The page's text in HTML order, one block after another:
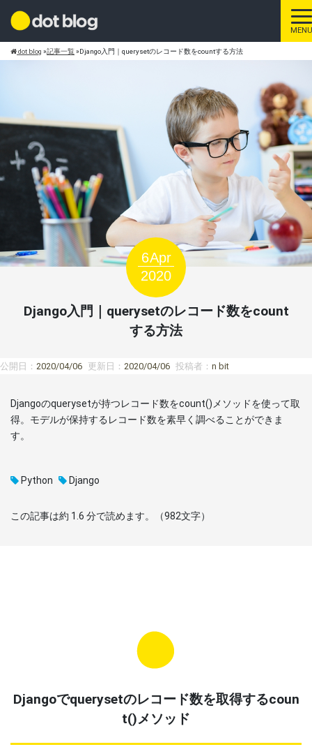
MENU
dot blog »記事一覧»Django入門｜querysetのレコード数をcountする方法
6Apr
2020
Django入門｜querysetのレコード数をcount
する方法
公開日： 2020/04/06 更新日： 2020/04/06 投稿者： n bit
Djangoのquerysetが持つレコード数をcount()メソッドを使って取
得。モデルが保持するレコード数を素早く調べることができま
す。
Python Django
この記事は約 1.6 分で読めます。（982文字）
Djangoでquerysetのレコード数を取得するcoun
t()メソッド